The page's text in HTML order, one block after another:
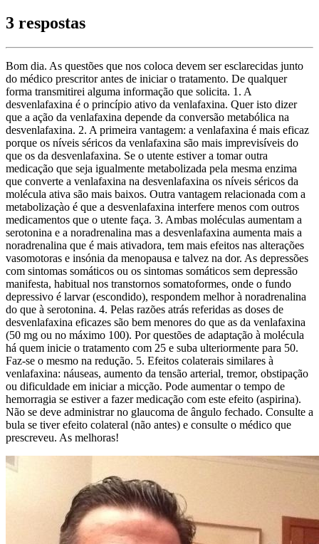
3 respostas
Bom dia. As questões que nos coloca devem ser esclarecidas junto
do médico prescritor antes de iniciar o tratamento. De qualquer
forma transmitirei alguma informação que solicita. 1. A
desvenlafaxina é o princípio ativo da venlafaxina. Quer isto dizer
que a ação da venlafaxina depende da conversão metabólica na
desvenlafaxina. 2. A primeira vantagem: a venlafaxina é mais eficaz
porque os níveis séricos da venlafaxina são mais imprevisíveis do
que os da desvenlafaxina. Se o utente estiver a tomar outra
medicação que seja igualmente metabolizada pela mesma enzima
que converte a venlafaxina na desvenlafaxina os níveis séricos da
molécula ativa são mais baixos. Outra vantagem relacionada com a
metabolizaçào é que a desvenlafaxina interfere menos com outros
medicamentos que o utente faça. 3. Ambas moléculas aumentam a
serotonina e a noradrenalina mas a desvenlafaxina aumenta mais a
noradrenalina que é mais ativadora, tem mais efeitos nas alterações
vasomotoras e insónia da menopausa e talvez na dor. As depressões
com sintomas somáticos ou os sintomas somáticos sem depressão
manifesta, habitual nos transtornos somatoformes, onde o fundo
depressivo é larvar (escondido), respondem melhor à noradrenalina
do que à serotonina. 4. Pelas razões atrás referidas as doses de
desvenlafaxina eficazes são bem menores do que as da venlafaxina
(50 mg ou no máximo 100). Por questões de adaptação à molécula
há quem inicie o tratamento com 25 e suba ulteriormente para 50.
Faz-se o mesmo na redução. 5. Efeitos colaterais similares à
venlafaxina: náuseas, aumento da tensão arterial, tremor, obstipação
ou dificuldade em iniciar a micção. Pode aumentar o tempo de
hemorragia se estiver a fazer medicação com este efeito (aspirina).
Não se deve administrar no glaucoma de ângulo fechado. Consulte a
bula se tiver efeito colateral (não antes) e consulte o médico que
prescreveu. As melhoras!